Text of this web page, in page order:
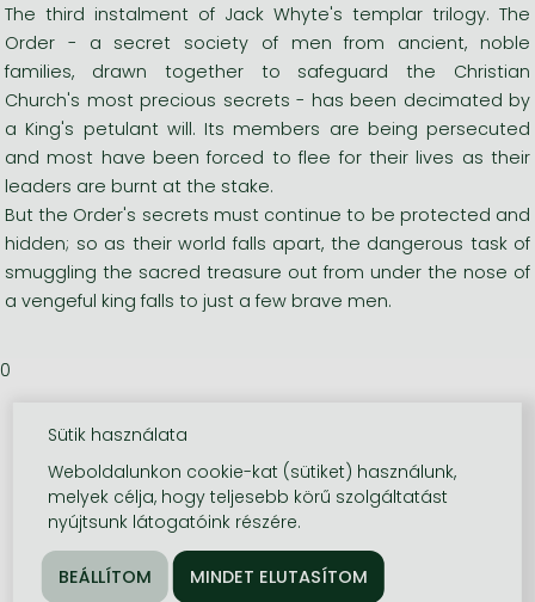
The third instalment of Jack Whyte's templar trilogy. The
Order - a secret society of men from ancient, noble
families, drawn together to safeguard the Christian
Church's most precious secrets - has been decimated by
a King's petulant will. Its members are being persecuted
and most have been forced to flee for their lives as their
leaders are burnt at the stake.
But the Order's secrets must continue to be protected and
hidden; so as their world falls apart, the dangerous task of
smuggling the sacred treasure out from under the nose of
a vengeful king falls to just a few brave men.
0
Sütik használata
Weboldalunkon cookie-kat (sütiket) használunk,
melyek célja, hogy teljesebb körű szolgáltatást
nyújtsunk látogatóink részére.